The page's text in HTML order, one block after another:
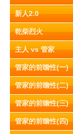
新人2.0
乾柴烈火
主人 vs 管家
管家的前瞻性(一)
管家的前瞻性(二)
管家的前瞻性(三)
管家的前瞻性(四)